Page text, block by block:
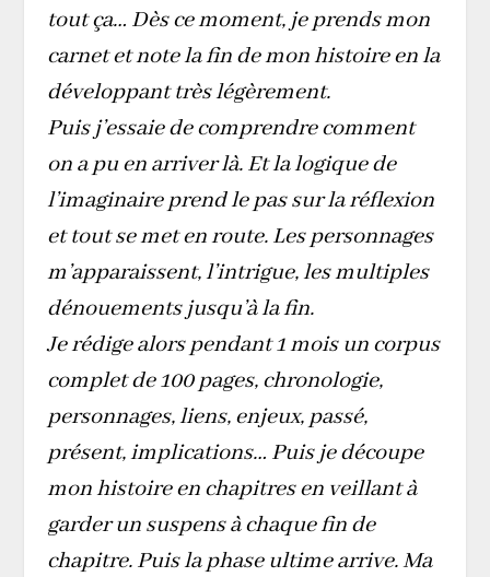
tout ça… Dès ce moment, je prends mon
carnet et note la fin de mon histoire en la
développant très légèrement.
Puis j’essaie de comprendre comment
on a pu en arriver là. Et la logique de
l’imaginaire prend le pas sur la réflexion
et tout se met en route. Les personnages
m’apparaissent, l’intrigue, les multiples
dénouements jusqu’à la fin.
Je rédige alors pendant 1 mois un corpus
complet de 100 pages, chronologie,
personnages, liens, enjeux, passé,
présent, implications… Puis je découpe
mon histoire en chapitres en veillant à
garder un suspens à chaque fin de
chapitre. Puis la phase ultime arrive. Ma